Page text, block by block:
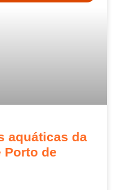
aquáticas da
Porto de